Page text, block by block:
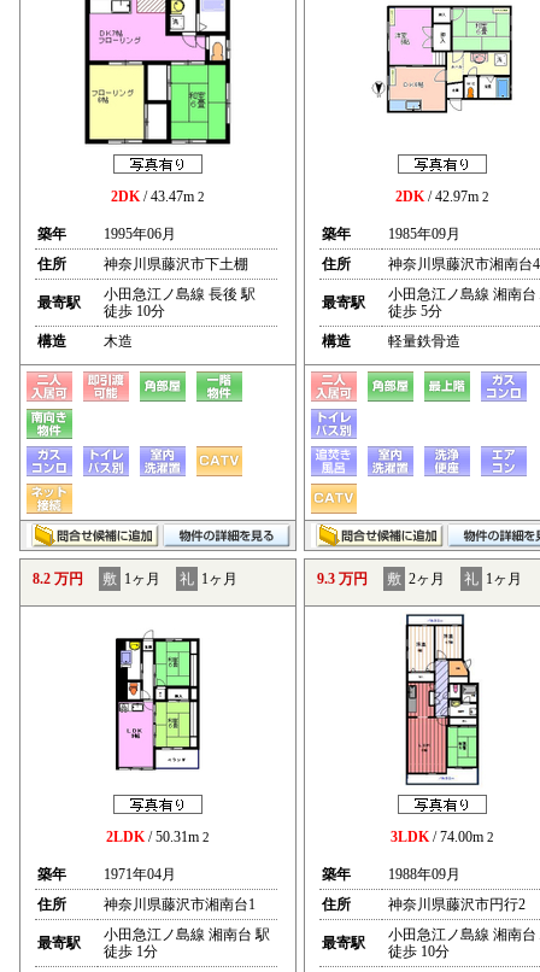
2DK/ 43.47m 2
築年
1995年06月
住所
神奈川県藤沢市下土棚
最寄駅
小田急江ノ島線 長後 駅
徒歩 10分
構造
木造
2DK/ 42.97m 2
築年
1985年09月
住所
神奈川県藤沢市湘南台4
最寄駅
小田急江ノ島線 湘南台
徒歩 5分
構造
軽量鉄骨造
8.2 万円 敷 1ヶ月 礼 1ヶ月
2LDK/ 50.31m 2
築年
1971年04月
住所
神奈川県藤沢市湘南台1
最寄駅
小田急江ノ島線 湘南台 駅
徒歩 1分
9.3 万円 敷 2ヶ月 礼 1ヶ月
3LDK/ 74.00m 2
築年
1988年09月
住所
神奈川県藤沢市円行2
最寄駅
小田急江ノ島線 湘南台
徒歩 10分